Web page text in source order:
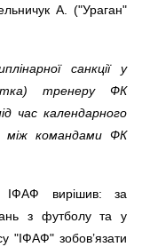
А. ("Ураган"
санкції у
тренеру ФК
час календарного
між командами ФК
ІФАФ вирішив: за
з футболу та у
"ІФАФ" зобов’язати